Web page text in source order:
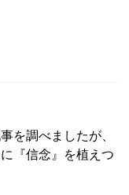
を調べましたが、
『信念』を植えつ